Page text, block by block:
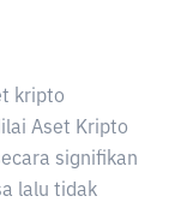
kripto
Aset Kripto
signifikan
lalu tidak